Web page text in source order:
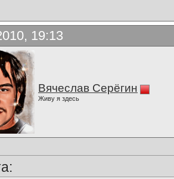
19:13
Вячеслав Серёгин
Живу я здесь